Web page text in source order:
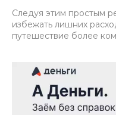
Следуя этим простым
избежать лишних
путешествие более